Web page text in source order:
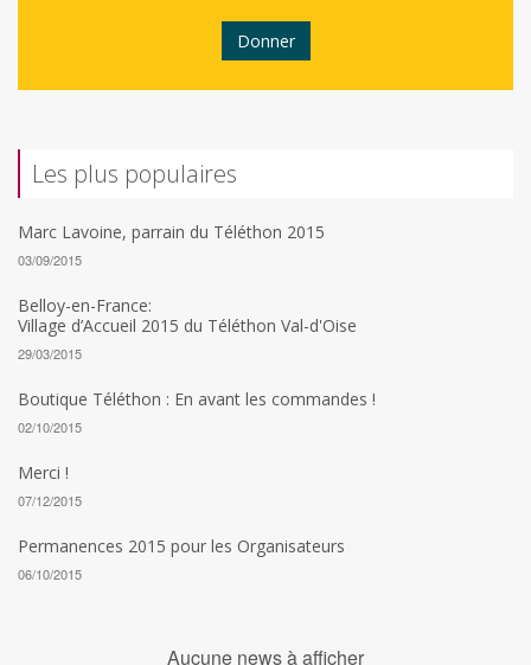
Donner
Les plus populaires
Marc Lavoine, parrain du Téléthon 2015
03/09/2015
Belloy-en-France:
Village d’Accueil 2015 du Téléthon Val-d'Oise
29/03/2015
Boutique Téléthon : En avant les commandes !
02/10/2015
Merci !
07/12/2015
Permanences 2015 pour les Organisateurs
06/10/2015
Aucune news à afficher